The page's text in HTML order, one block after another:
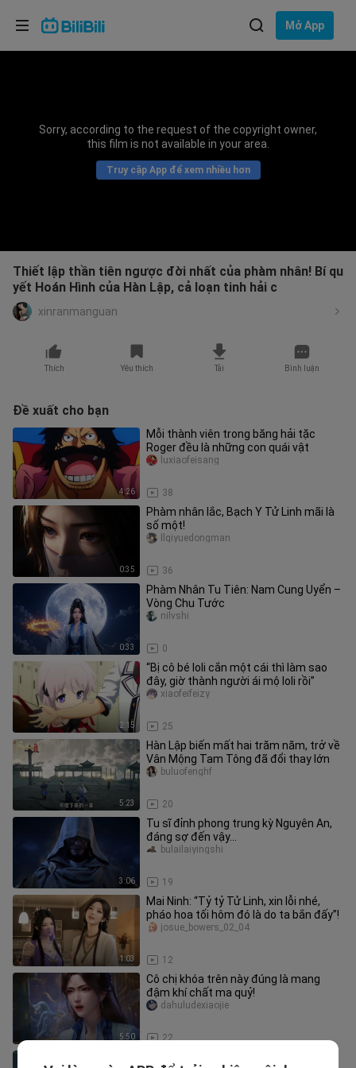
Mở App
Sorry, according to the request of the copyright owner,
this film is not available in your area.
Truy cập App để xem nhiều hơn
Thiết lập thần tiên ngược đời nhất của phàm nhân! Bí qu
yết Hoán Hình của Hàn Lập, cả loạn tinh hải c
xinranmanguan
Thích Yêu thích Tải Bình luận
Đề xuất cho bạn
4:26
Mỗi thành viên trong băng hải tặc
Roger đều là những con quái vật
38
luxiaofeisang
0:35
Phàm nhân lắc, Bạch Y Tử Linh mãi là
số một!
36
llqiyuedongman
0:33
Phàm Nhân Tu Tiên: Nam Cung Uyển –
Vòng Chu Tước
0
nilvshi
2:15
“Bị cô bé loli cắn một cái thì làm sao
đây, giờ thành người ái mộ loli rồi”
25
xiaofeifeizy
5:23
Hàn Lập biến mất hai trăm năm, trở về
Vân Mộng Tam Tông đã đổi thay lớn
20
buluofenghf
3:06
Tu sĩ đỉnh phong trung kỳ Nguyên An,
đáng sợ đến vậy...
19
bulailaiyingshi
1:03
Mai Ninh: “Tỷ tỷ Tử Linh, xin lỗi nhé,
pháo hoa tối hôm đó là do ta bắn đấy”!
12
josue_bowers_02_04
5:50
Cô chị khóa trên này đúng là mang
đậm khí chất ma quỷ!
22
dahuludexiaojie
Lựa chọn ngôn ngữ
Bahasa Indonesia